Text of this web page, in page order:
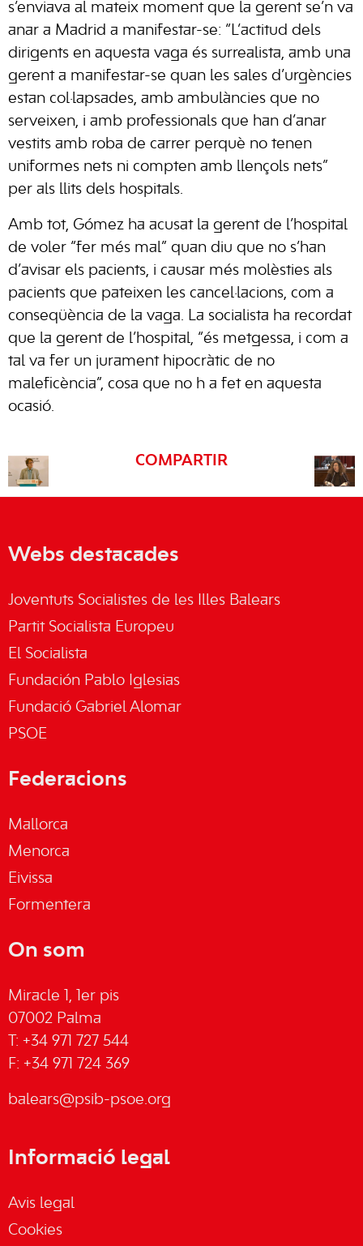
s’enviava al mateix moment que la gerent se’n va
anar a Madrid a manifestar-se: “L’actitud dels
dirigents en aquesta vaga és surrealista, amb una
gerent a manifestar-se quan les sales d’urgències
estan col·lapsades, amb ambulàncies que no
serveixen, i amb professionals que han d’anar
vestits amb roba de carrer perquè no tenen
uniformes nets ni compten amb llençols nets”
per als llits dels hospitals.
Amb tot, Gómez ha acusat la gerent de l’hospital
de voler “fer més mal” quan diu que no s’han
d’avisar els pacients, i causar més molèsties als
pacients que pateixen les cancel·lacions, com a
conseqüència de la vaga. La socialista ha recordat
que la gerent de l’hospital, “és metgessa, i com a
tal va fer un jurament hipocràtic de no
maleficència”, cosa que no h a fet en aquesta
ocasió.
COMPARTIR
Webs destacades
Joventuts Socialistes de les Illes Balears
Partit Socialista Europeu
El Socialista
Fundación Pablo Iglesias
Fundació Gabriel Alomar
PSOE
Federacions
Mallorca
Menorca
Eivissa
Formentera
On som
Miracle 1, 1er pis
07002 Palma
T: +34 971 727 544
F: +34 971 724 369
balears@psib-psoe.org
Informació legal
Avis legal
Cookies